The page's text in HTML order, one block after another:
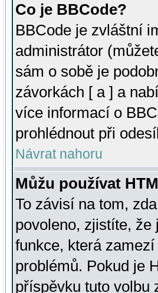
Co je BBCode?
BBCode je zvláštní
administrátor
sám o sobě je
závorkách [ a ] a
více informací o
prohlédnout při
Návrat nahoru
Můžu používat
To závisí na tom,
povoleno, zjistíte,
funkce, která
problémů. Pokud je
příspěvku tuto volbu